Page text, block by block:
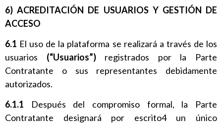
6) ACREDITACIÓN DE USUARIOS Y GESTIÓN DE
ACCESO
6.1 El uso de la plataforma se realizará a través de los
usuarios (“Usuarios”) registrados por la Parte
Contratante o sus representantes debidamente
autorizados.
6.1.1 Después del compromiso formal, la Parte
Contratante designará por escrito4 un único